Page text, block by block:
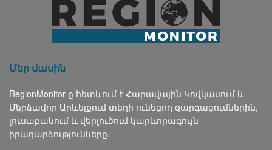
Մեր մասին
RegionMonitor-ը հետևում է Հարավային Կովկասում և
Մերձավոր Արևելքում տեղի ունեցող զարգացումներին,
լուսաբանում և վերլուծում կարևորագույն
իրադարձությունները։